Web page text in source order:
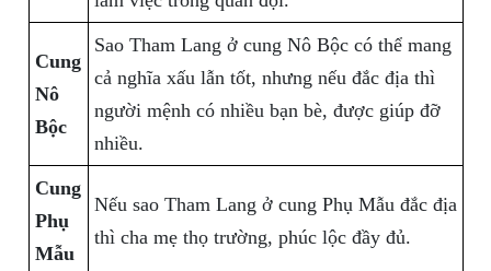
Cung
Nô
Bộc
Sao Tham Lang ở cung Nô Bộc có thể mang
cả nghĩa xấu lẫn tốt, nhưng nếu đắc địa thì
người mệnh có nhiều bạn bè, được giúp đỡ
nhiều.
Cung
Phụ
Mẫu
Nếu sao Tham Lang ở cung Phụ Mẫu đắc địa
thì cha mẹ thọ trường, phúc lộc đầy đủ.